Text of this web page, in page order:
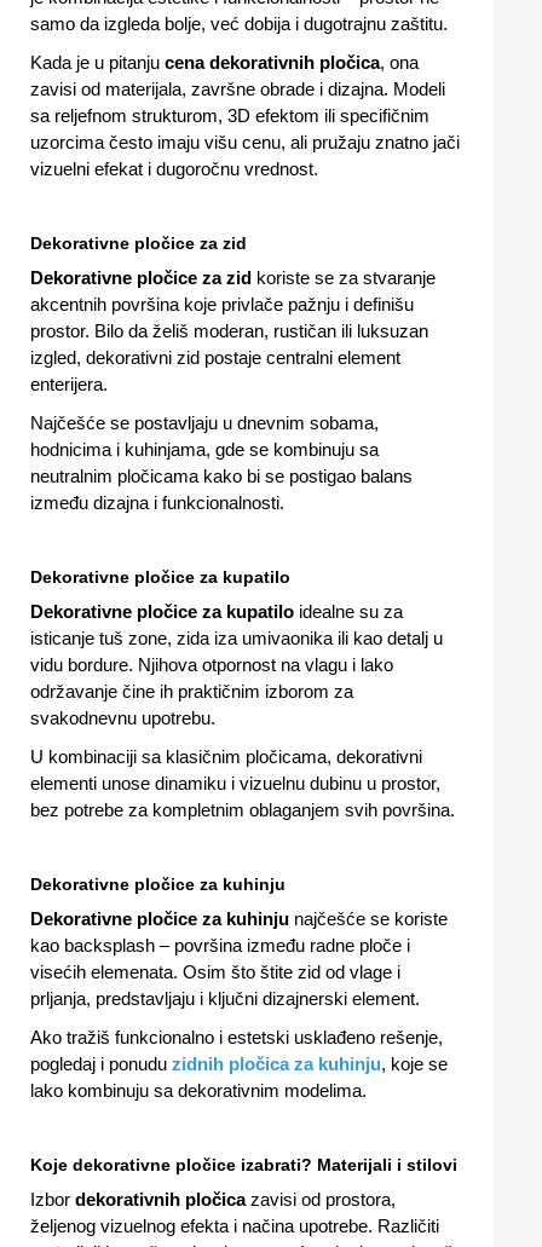
samo da izgleda bolje, već dobija i dugotrajnu zaštitu.
Kada je u pitanju cena dekorativnih pločica, ona
zavisi od materijala, završne obrade i dizajna. Modeli
sa reljefnom strukturom, 3D efektom ili specifičnim
uzorcima često imaju višu cenu, ali pružaju znatno jači
vizuelni efekat i dugoročnu vrednost.
Dekorativne pločice za zid
Dekorativne pločice za zid koriste se za stvaranje
akcentnih površina koje privlače pažnju i definišu
prostor. Bilo da želiš moderan, rustičan ili luksuzan
izgled, dekorativni zid postaje centralni element
enterijera.
Najčešće se postavljaju u dnevnim sobama,
hodnicima i kuhinjama, gde se kombinuju sa
neutralnim pločicama kako bi se postigao balans
između dizajna i funkcionalnosti.
Dekorativne pločice za kupatilo
Dekorativne pločice za kupatilo idealne su za
isticanje tuš zone, zida iza umivaonika ili kao detalj u
vidu bordure. Njihova otpornost na vlagu i lako
održavanje čine ih praktičnim izborom za
svakodnevnu upotrebu.
U kombinaciji sa klasičnim pločicama, dekorativni
elementi unose dinamiku i vizuelnu dubinu u prostor,
bez potrebe za kompletnim oblaganjem svih površina.
Dekorativne pločice za kuhinju
Dekorativne pločice za kuhinju najčešće se koriste
kao backsplash – površina između radne ploče i
visećih elemenata. Osim što štite zid od vlage i
prljanja, predstavljaju i ključni dizajnerski element.
Ako tražiš funkcionalno i estetski usklađeno rešenje,
pogledaj i ponudu zidnih pločica za kuhinju, koje se
lako kombinuju sa dekorativnim modelima.
Koje dekorativne pločice izabrati? Materijali i stilovi
Izbor dekorativnih pločicazavisi od prostora,
željenog vizuelnog efekta i načina upotrebe. Različiti